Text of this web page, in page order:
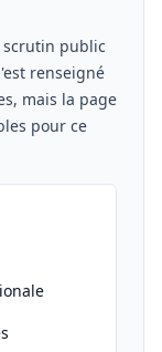
scrutin public
renseigné
mais la page
pour ce